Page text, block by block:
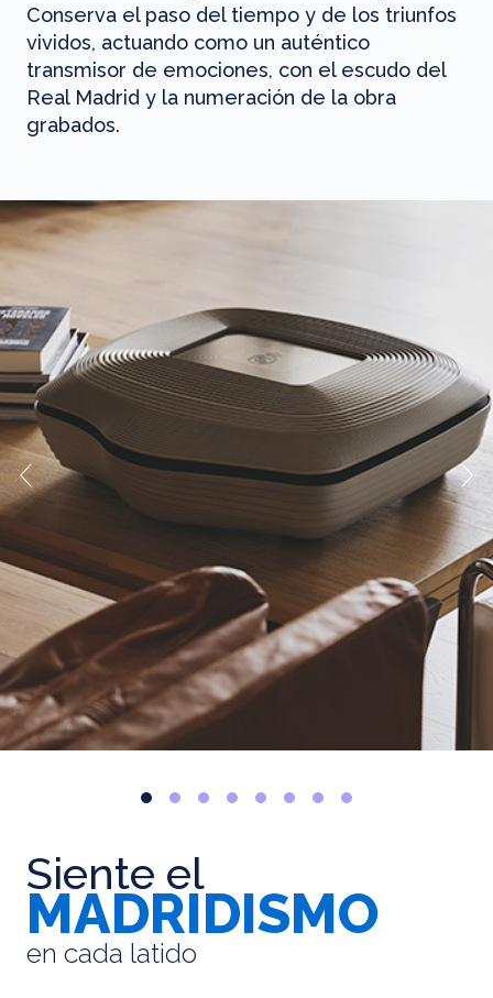
Conserva el paso del tiempo y de los triunfos
vividos, actuando como un auténtico
transmisor de emociones, con el escudo del
Real Madrid y la numeración de la obra
grabados.
Siente el
MADRIDISMO
en cada latido